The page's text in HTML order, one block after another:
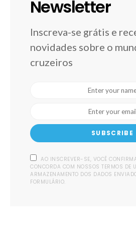
Newsletter
Inscreva-se grátis e
novidades sobre o
cruzeiros
SUBSCRIBE
AO INSCREVER-SE, VOCÊ
CONCORDA COM NOSSOS TERMOS DE
ARMAZENAMENTO DOS DADOS
FORMULÁRIO.